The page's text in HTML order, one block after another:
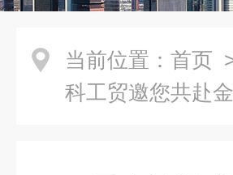
当前位置： 首页
科工贸邀您共赴